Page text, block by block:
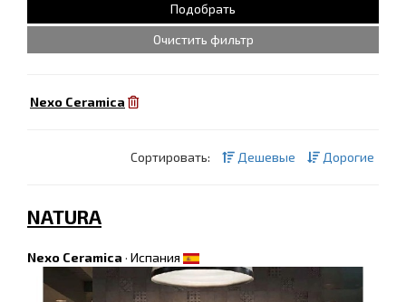
Очистить фильтр
Nexo Ceramica
Сортировать: Дешевые Дорогие
NATURA
Nexo Ceramica · Испания